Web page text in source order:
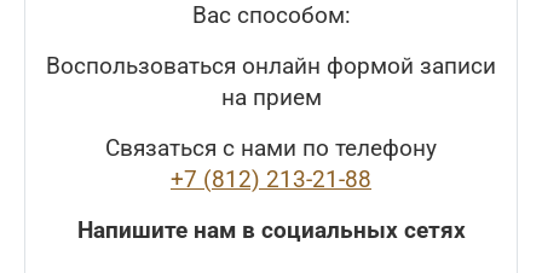
Вас способом:
Воспользоваться онлайн формой записи
на прием
Связаться с нами по телефону
+7 (812) 213-21-88
Напишите нам в социальных сетях